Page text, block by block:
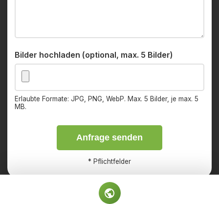
Bilder hochladen (optional, max. 5 Bilder)
Erlaubte Formate: JPG, PNG, WebP. Max. 5 Bilder, je max. 5
MB.
Anfrage senden
* Pflichtfelder